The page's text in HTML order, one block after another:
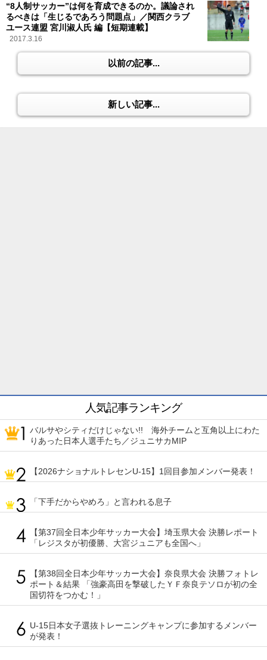
“8人制サッカー”は何を育成できるのか。議論され
るべきは「生じるであろう問題点」／関西クラブ
ユース連盟 宮川淑人氏 編【短期連載】
2017.3.16
以前の記事...
新しい記事...
人気記事ランキング
バルサやシティだけじゃない!! 海外チームと互角以上にわた
りあった日本人選手たち／ジュニサカMIP
【2026ナショナルトレセンU-15】1回目参加メンバー発表！
「下手だからやめろ」と言われる息子
【第37回全日本少年サッカー大会】埼玉県大会 決勝レポート
「レジスタが初優勝、大宮ジュニアも全国へ」
【第38回全日本少年サッカー大会】奈良県大会 決勝フォトレ
ポート＆結果 「強豪高田を撃破したＹＦ奈良テソロが初の全
国切符をつかむ！」
U-15日本女子選抜トレーニングキャンプに参加するメンバー
が発表！